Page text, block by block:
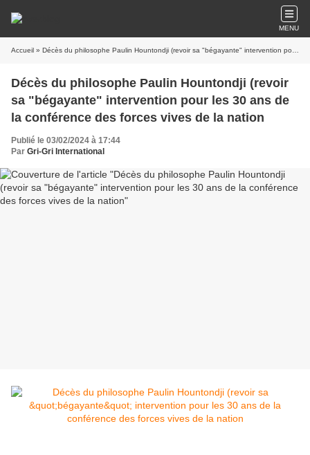
MENU
Accueil » Décès du philosophe Paulin Hountondji (revoir sa "bégayante" intervention pour les 30 ans de la conférence des forces vives de la nation
Décès du philosophe Paulin Hountondji (revoir
sa "bégayante" intervention pour les 30 ans de
la conférence des forces vives de la nation
Publié le 03/02/2024 à 17:44
Par Gri-Gri International